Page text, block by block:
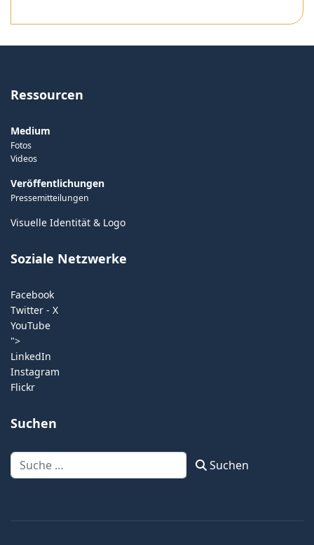
Ressourcen
Medium
Fotos
Videos
Veröffentlichungen
Pressemitteilungen
Visuelle Identität & Logo
Soziale Netzwerke
Facebook
Twitter - X
YouTube
">
LinkedIn
Instagram
Flickr
Suchen
Suchen Suchen